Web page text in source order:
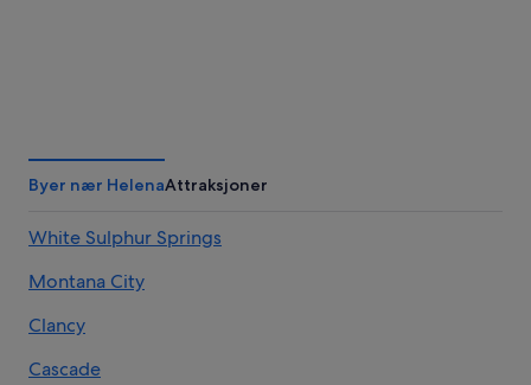
Byer nær HelenaAttraksjoner
White Sulphur Springs
Montana City
Clancy
Cascade